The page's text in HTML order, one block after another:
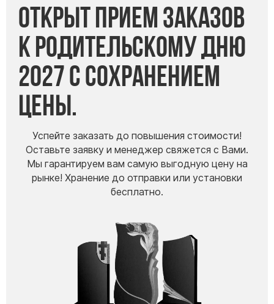
Открыт прием заказов
к Родительскому дню
2027 с сохранением
цены.
Успейте заказать до повышения стоимости!
Оставьте заявку и менеджер свяжется с Вами.
Мы гарантируем вам самую выгодную цену на
рынке! Хранение до отправки или установки
бесплатно.